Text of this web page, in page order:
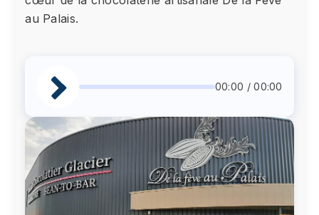
au Palais.
00:00 / 00:00